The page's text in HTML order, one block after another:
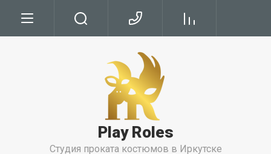
Условия Бронирования
Play Roles
Студия проката костюмов в Иркутске